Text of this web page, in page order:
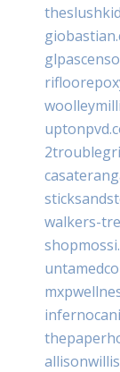
walkers-